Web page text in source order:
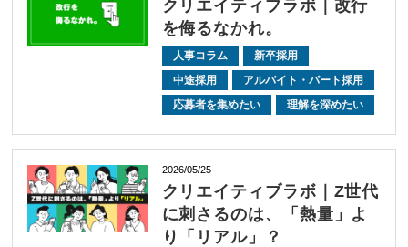
クリエイティブラボ｜改行
を侮るなかれ。
人事コラム
新卒採用
中途採用
アルバイト・パート採用
応募者を集めたい
理解を深めたい
2026/05/25
クリエイティブラボ｜Z世代
に刺さるのは、「熱量」よ
り「リアル」？